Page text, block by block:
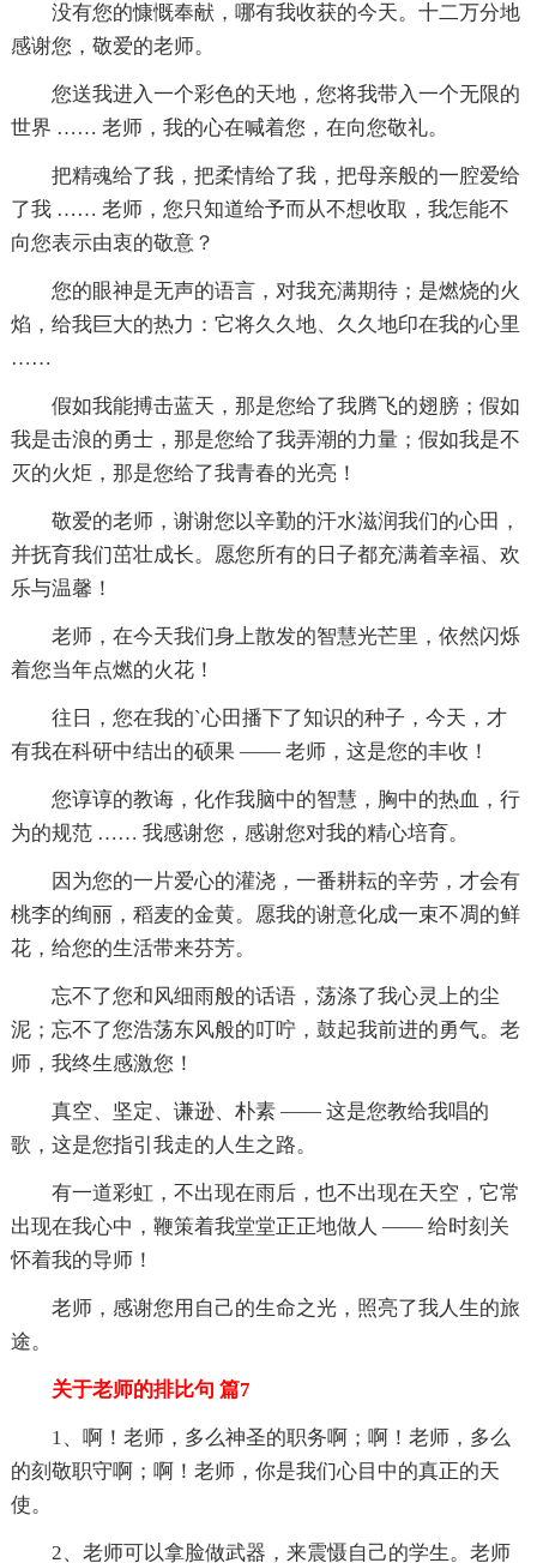
没有您的慷慨奉献，哪有我收获的今天。十二万分地
感谢您，敬爱的老师。
您送我进入一个彩色的天地，您将我带入一个无限的
世界 …… 老师，我的心在喊着您，在向您敬礼。
把精魂给了我，把柔情给了我，把母亲般的一腔爱给
了我 …… 老师，您只知道给予而从不想收取，我怎能不
向您表示由衷的敬意？
您的眼神是无声的语言，对我充满期待；是燃烧的火
焰，给我巨大的热力：它将久久地、久久地印在我的心里
……
假如我能搏击蓝天，那是您给了我腾飞的翅膀；假如
我是击浪的勇士，那是您给了我弄潮的力量；假如我是不
灭的火炬，那是您给了我青春的光亮！
敬爱的老师，谢谢您以辛勤的汗水滋润我们的心田，
并抚育我们茁壮成长。愿您所有的日子都充满着幸福、欢
乐与温馨！
老师，在今天我们身上散发的智慧光芒里，依然闪烁
着您当年点燃的火花！
往日，您在我的`心田播下了知识的种子，今天，才
有我在科研中结出的硕果 ―― 老师，这是您的丰收！
您谆谆的教诲，化作我脑中的智慧，胸中的热血，行
为的规范 …… 我感谢您，感谢您对我的精心培育。
因为您的一片爱心的灌浇，一番耕耘的辛劳，才会有
桃李的绚丽，稻麦的金黄。愿我的谢意化成一束不凋的鲜
花，给您的生活带来芬芳。
忘不了您和风细雨般的话语，荡涤了我心灵上的尘
泥；忘不了您浩荡东风般的叮咛，鼓起我前进的勇气。老
师，我终生感激您！
真空、坚定、谦逊、朴素 ―― 这是您教给我唱的
歌，这是您指引我走的人生之路。
有一道彩虹，不出现在雨后，也不出现在天空，它常
出现在我心中，鞭策着我堂堂正正地做人 ―― 给时刻关
怀着我的导师！
老师，感谢您用自己的生命之光，照亮了我人生的旅
途。
关于老师的排比句 篇7
1、啊！老师，多么神圣的职务啊；啊！老师，多么
的刻敬职守啊；啊！老师，你是我们心目中的真正的天
使。
2、老师可以拿脸做武器，来震慑自己的学生。老师